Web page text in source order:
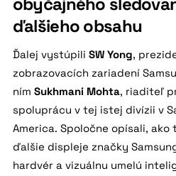
ďalšieho obsahu
Ďalej vystúpili SW Yong,
zobrazovacích zariadení
ním Sukhmani Mohta, riaditeľ
spoluprácu v tej istej divízii v
America. Spoločne opísali,
ďalšie displeje značky
hardvér a vizuálnu umelú